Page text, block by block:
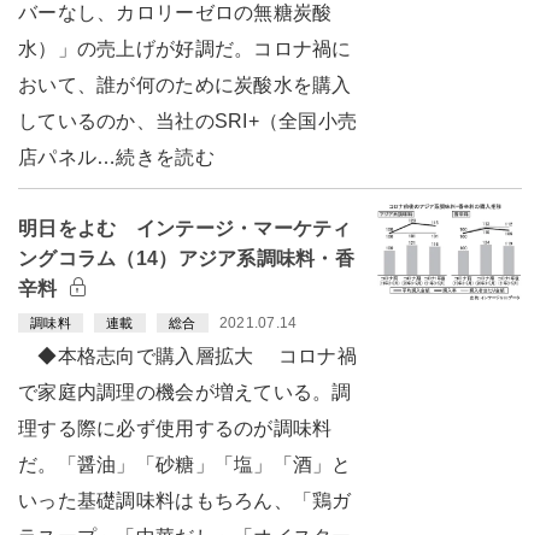
バーなし、カロリーゼロの無糖炭酸
水）」の売上げが好調だ。コロナ禍に
おいて、誰が何のために炭酸水を購入
しているのか、当社のSRI+（全国小売
店パネル…続きを読む
明日をよむ インテージ・マーケティ
ングコラム（14）アジア系調味料・香
辛料
調味料 連載 総合 2021.07.14
◆本格志向で購入層拡大 コロナ禍
で家庭内調理の機会が増えている。調
理する際に必ず使用するのが調味料
だ。「醤油」「砂糖」「塩」「酒」と
いった基礎調味料はもちろん、「鶏ガ